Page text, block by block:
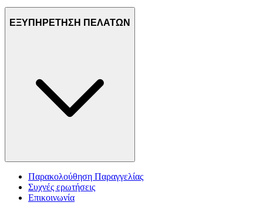
ΕΞΥΠΗΡΕΤΗΣΗ ΠΕΛΑΤΩΝ
Παρακολούθηση Παραγγελίας
Συχνές ερωτήσεις
Επικοινωνία